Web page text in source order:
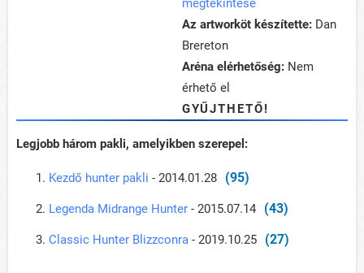
megtekintése
Az artworköt készítette: Dan
Brereton
Aréna elérhetőség: Nem
érhető el
GYŰJTHETŐ!
Legjobb három pakli, amelyikben szerepel:
Kezdő hunter pakli - 2014.01.28 (95)
Legenda Midrange Hunter - 2015.07.14 (43)
Classic Hunter Blizzconra - 2019.10.25 (27)